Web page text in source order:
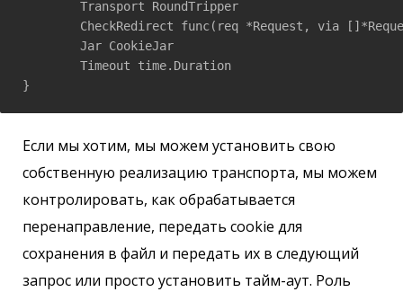
}
Если мы хотим, мы можем установить свою
собственную реализацию транспорта, мы можем
контролировать, как обрабатывается
перенаправление, передать cookie для
сохранения в файл и передать их в следующий
запрос или просто установить тайм-аут. Роль